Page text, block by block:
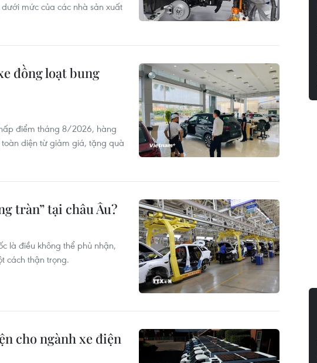
mức của các nhà sản xuất
đồng loạt bung
điểm tháng 8/2026, hàng
diện từ giảm giá, tặng quà
tràn” tại châu Âu?
là điều không thể phủ nhận,
cách thận trọng.
cho ngành xe điện